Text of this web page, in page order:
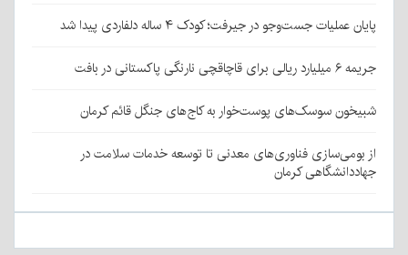
پایان عملیات جست‌وجو در جیرفت؛ کودک ۴ ساله دلفاردی پیدا شد
جریمه ۶ میلیارد ریالی برای قاچاقچی نارنگی پاکستانی در بافت
شبیخون سوسک‌های پوست‌خوار به کاج‌های جنگل قائم کرمان
از بومی‌سازی فناوری‌های معدنی تا توسعه خدمات سلامت در
جهاددانشگاهی کرمان